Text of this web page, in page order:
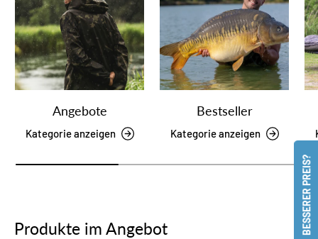
Angebote
Kategorie anzeigen
Bestseller
Kategorie anzeigen
Produkte im Angebot BESSERER PREIS?